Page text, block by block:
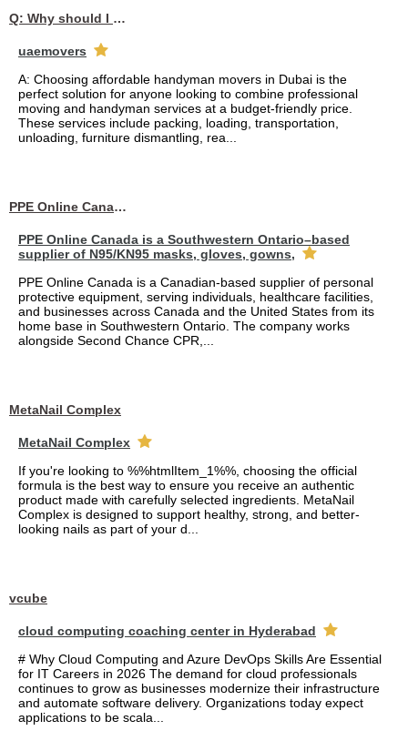
Q: Why should I choose affordable handyman movers in Dubai for my relocation and maintenance needs?
uaemovers
A: Choosing affordable handyman movers in Dubai is the
perfect solution for anyone looking to combine professional
moving and handyman services at a budget-friendly price.
These services include packing, loading, transportation,
unloading, furniture dismantling, rea...
PPE Online Canada – Bulk PPE Supplier | N95, Gloves, Masks & Medical Supplies
PPE Online Canada is a Southwestern Ontario–based
supplier of N95/KN95 masks, gloves, gowns,
PPE Online Canada is a Canadian-based supplier of personal
protective equipment, serving individuals, healthcare facilities,
and businesses across Canada and the United States from its
home base in Southwestern Ontario. The company works
alongside Second Chance CPR,...
MetaNail Complex
MetaNail Complex
If you're looking to %%htmlItem_1%%, choosing the official
formula is the best way to ensure you receive an authentic
product made with carefully selected ingredients. MetaNail
Complex is designed to support healthy, strong, and better-
looking nails as part of your d...
vcube
cloud computing coaching center in Hyderabad
# Why Cloud Computing and Azure DevOps Skills Are Essential
for IT Careers in 2026 The demand for cloud professionals
continues to grow as businesses modernize their infrastructure
and automate software delivery. Organizations today expect
applications to be scala...